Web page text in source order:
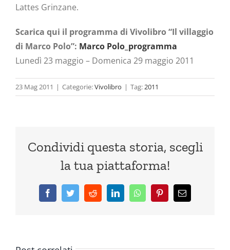
Lattes Grinzane.
Scarica qui il programma di Vivolibro “Il villaggio
di Marco Polo”: Marco Polo_programma
Lunedì 23 maggio – Domenica 29 maggio 2011
23 Mag 2011 | Categorie:Vivolibro | Tag:2011
Condividi questa storia, scegli
la tua piattaforma!
FacebookTwitterRedditLinkedInWhatsAppPinterestEmail